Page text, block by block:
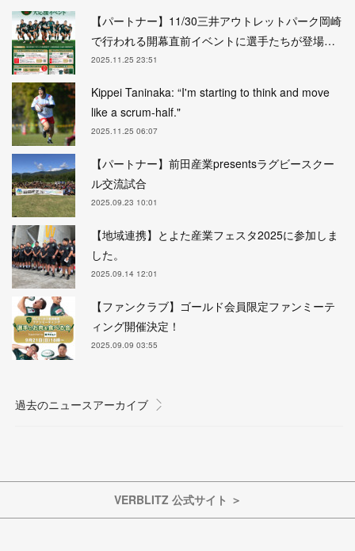
【パートナー】11/30三井アウトレットパーク岡崎
で行われる開幕直前イベントに選手たちが登場…
2025.11.25 23:51
Kippei Taninaka: “I'm starting to think and move
like a scrum-half."
2025.11.25 06:07
【パートナー】前田産業presentsラグビースクー
ル交流試合
2025.09.23 10:01
【地域連携】とよた産業フェスタ2025に参加しま
した。
2025.09.14 12:01
【ファンクラブ】ゴールド会員限定ファンミーテ
ィング開催決定！
2025.09.09 03:55
VERBLITZ 公式サイト ＞